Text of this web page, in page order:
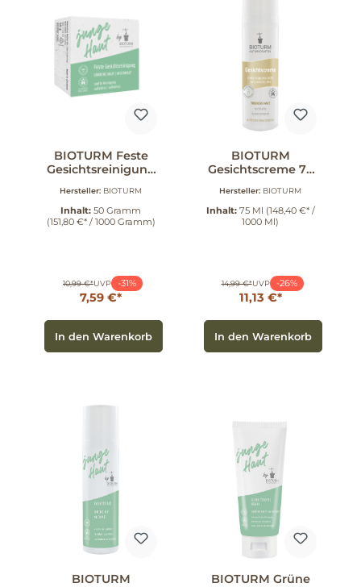
BIOTURM Feste
Gesichtsreinigung
Hersteller: BIOTURM
Inhalt: 50 Gramm
(151,80 €* / 1000 Gramm)
10,99 €*UVP -31%
7,59 €*
In den Warenkorb
BIOTURM
Gesichtscreme 75
Hersteller: BIOTURM
Inhalt: 75 Ml (148,40 €* /
1000 Ml)
14,99 €*UVP -26%
11,13 €*
In den Warenkorb
BIOTURM
BIOTURM Grüne